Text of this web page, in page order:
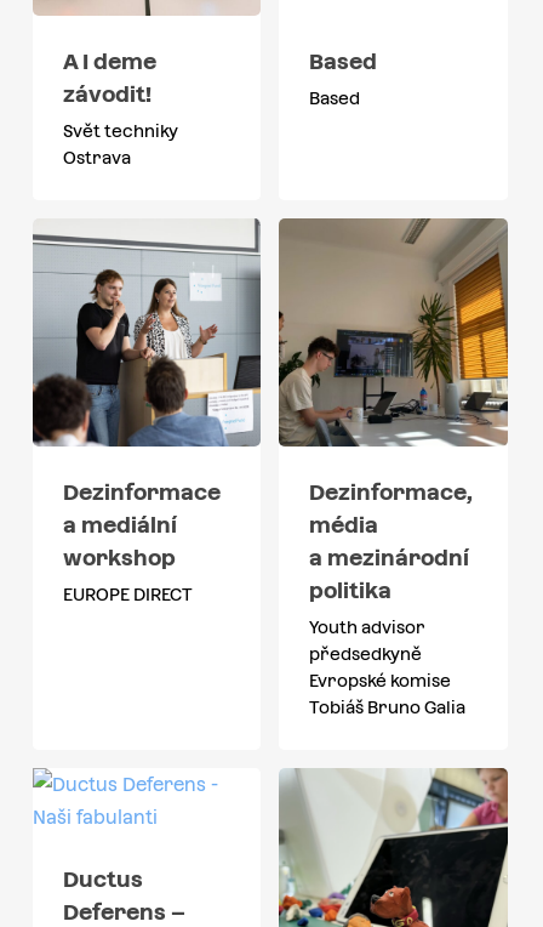
A I deme
závodit!
Svět techniky
Ostrava
Based
Based
Dezinformace
a mediální
workshop
EUROPE DIRECT
Dezinformace,
média
a mezinárodní
politika
Youth advisor
předsedkyně
Evropské komise
Tobiáš Bruno Galia
Ductus
Deferens –